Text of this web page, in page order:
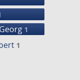
1
1